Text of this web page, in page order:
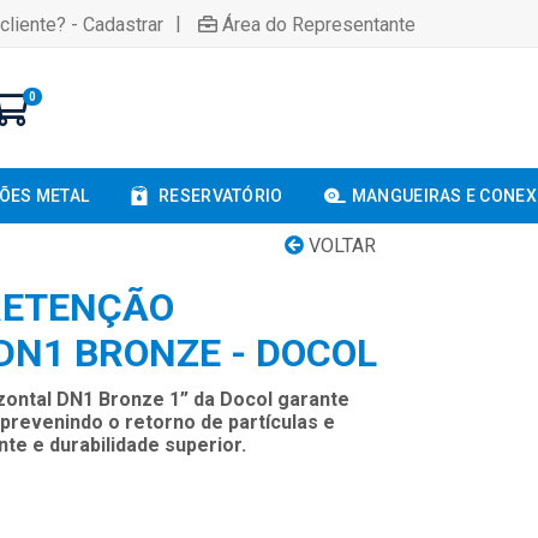
- Cadastrar | Área do Representante
0
METAL RESERVATÓRIO MANGUEIRAS E
VOLTAR
BRONZE - DOCOL
DN1 Bronze 1” da Docol garante
o retorno de partículas e
e durabilidade superior.